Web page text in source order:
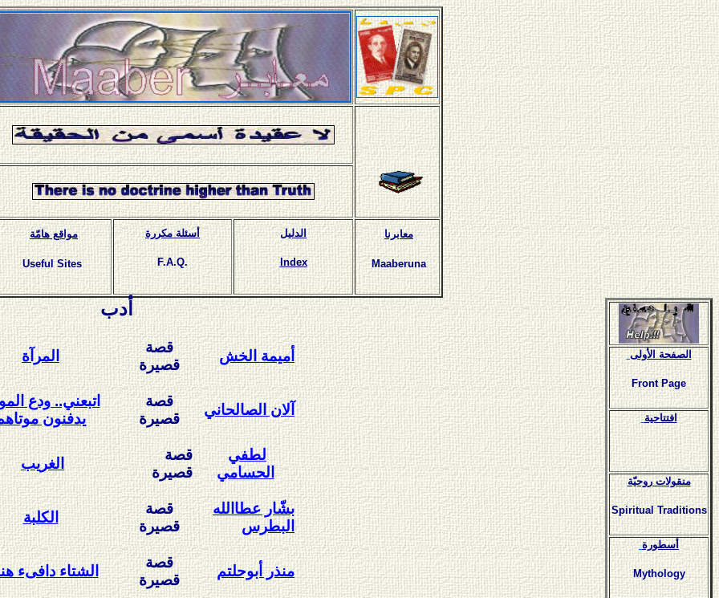
مواقع هامّة
Useful Sites
أسئلة مكررة
F.A.Q.
الدليل
Index
معابرنا
Maaberuna
أدب
المرآة
قصة
قصيرة
أميمة الخش
اتبعني.. ودع
يدفنون
قصة
قصيرة
آلان الصالحاني
الغريب
قصة
قصيرة
لطفي
الحسامي
الكلبة
قصة
قصيرة
بشّار عطاالله
البطرس
الشتاء دافىء
قصة
قصيرة
منذر أبوحلتم
الصفحة الأولى
Front Page
افتتاحية
منقولات روحيّة
Spiritual Traditions
أسطورة
Mythology